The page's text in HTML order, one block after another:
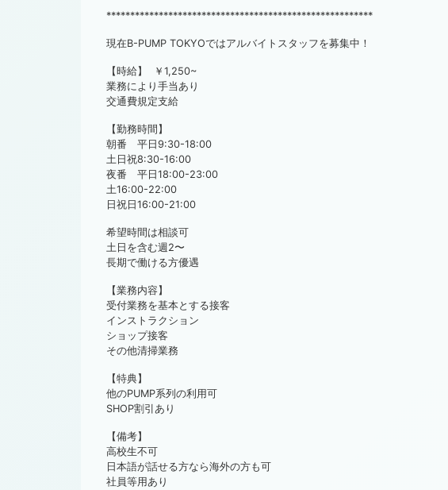
********************************************************
現在B-PUMP TOKYOではアルバイトスタッフを募集中！
【時給】 ￥1,250~
業務により手当あり
交通費規定支給
【勤務時間】
朝番 平日9:30-18:00
土日祝8:30-16:00
夜番 平日18:00-23:00
土16:00-22:00
日祝日16:00-21:00
希望時間は相談可
土日を含む週2〜
長期で働ける方優遇
【業務内容】
受付業務を基本とする接客
インストラクション
ショップ接客
その他清掃業務
【特典】
他のPUMP系列の利用可
SHOP割引あり
【備考】
高校生不可
日本語が話せる方なら海外の方も可
社員等用あり